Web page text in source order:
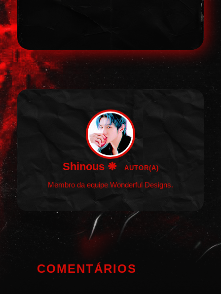
Shinous ❋ AUTOR(A)
Membro da equipe Wonderful Designs.
COMENTÁRIOS